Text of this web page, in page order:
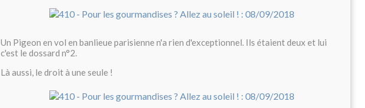
Un Pigeon en vol en banlieue parisienne n'a rien d'exceptionnel. Ils étaient deux et lui
c'est le dossard n°2.
Là aussi, le droit à une seule !